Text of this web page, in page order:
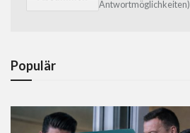
Antwortmöglichkeiten)
Populär